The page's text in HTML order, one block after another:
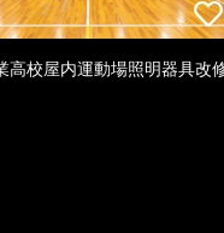
高校屋内運動場照明器具改